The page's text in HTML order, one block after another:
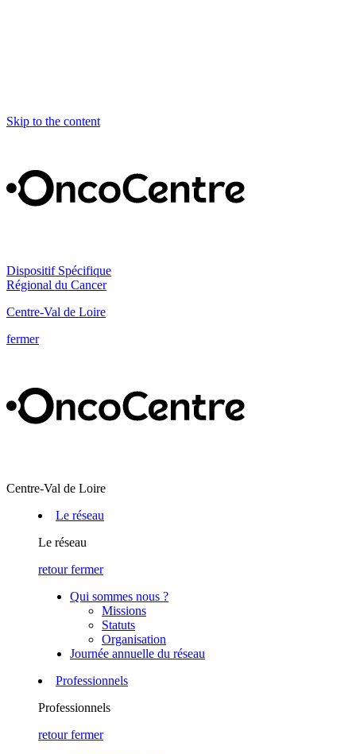
Skip to the content
Dispositif Spécifique
Régional du Cancer
Centre-Val de Loire
fermer
Centre-Val de Loire
Le réseau
Le réseau
retour fermer
Qui sommes nous ?
Missions
Statuts
Organisation
Journée annuelle du réseau
Professionnels
Professionnels
retour fermer